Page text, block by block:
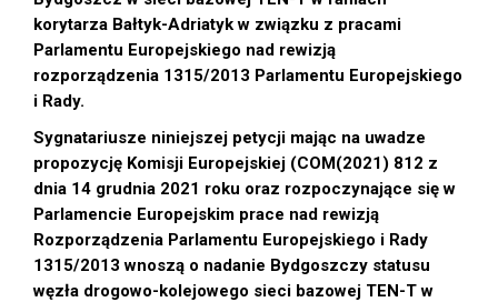
korytarza Bałtyk-Adriatyk w związku z pracami
Parlamentu Europejskiego nad rewizją
rozporządzenia 1315/2013 Parlamentu Europejskiego
i Rady.
Sygnatariusze niniejszej petycji mając na uwadze
propozycję Komisji Europejskiej (COM(2021) 812 z
dnia 14 grudnia 2021 roku oraz rozpoczynające się w
Parlamencie Europejskim prace nad rewizją
Rozporządzenia Parlamentu Europejskiego i Rady
1315/2013 wnoszą o nadanie Bydgoszczy statusu
węzła drogowo-kolejowego sieci bazowej TEN-T w